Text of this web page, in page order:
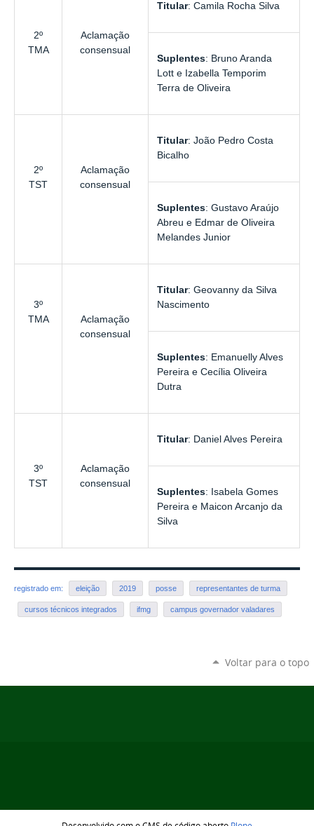
2º
TMA
Aclamação
consensual
Titular:Camila Rocha Silva
Suplentes: Bruno Aranda
Lott e Izabella Temporim
Terra de Oliveira
2º
TST
Aclamação
consensual
Titular:João Pedro Costa
Bicalho
Suplentes:Gustavo Araújo
Abreu e Edmar de Oliveira
Melandes Junior
3º
TMA
Aclamação
consensual
Titular:Geovanny da Silva
Nascimento
Suplentes: Emanuelly Alves
Pereira eCecília Oliveira
Dutra
3º
TST
Aclamação
consensual
Titular: Daniel Alves Pereira
Suplentes: Isabela Gomes
Pereira e Maicon Arcanjo da
Silva
registrado em: eleição 2019 posse representantes de turma
cursos técnicos integrados ifmg campus governador valadares
Voltar para o topo